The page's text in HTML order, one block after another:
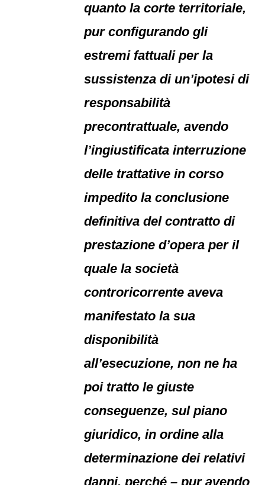
quanto la corte territoriale,
pur configurando gli
estremi fattuali per la
sussistenza di un’ipotesi di
responsabilità
precontrattuale, avendo
l’ingiustificata interruzione
delle trattative in corso
impedito la conclusione
definitiva del contratto di
prestazione d’opera per il
quale la società
controricorrente aveva
manifestato la sua
disponibilità
all’esecuzione, non ne ha
poi tratto le giuste
conseguenze, sul piano
giuridico, in ordine alla
determinazione dei relativi
danni, perché – pur avendo